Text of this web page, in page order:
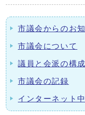
市議会からのお
市議会について
議員と会派の構成
市議会の記録
インターネット